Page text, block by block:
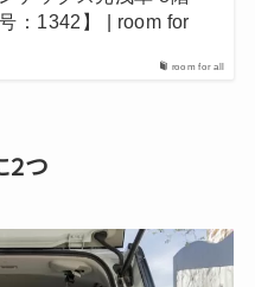
room for all
号：1342】 | room for
2つ